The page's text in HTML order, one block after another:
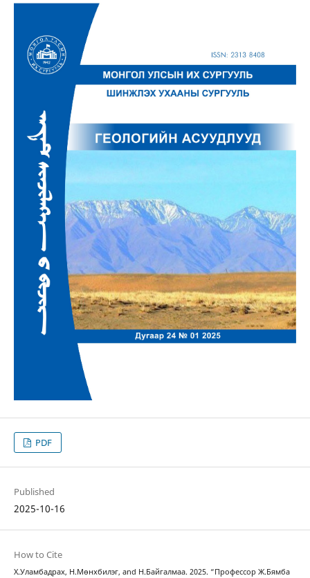
PDF
Published
2025-10-16
How to Cite
Х.Уламбадрах, Н.Мөнхбилэг, and Н.Байгалмаа. 2025. “Профессор Ж.Бямба